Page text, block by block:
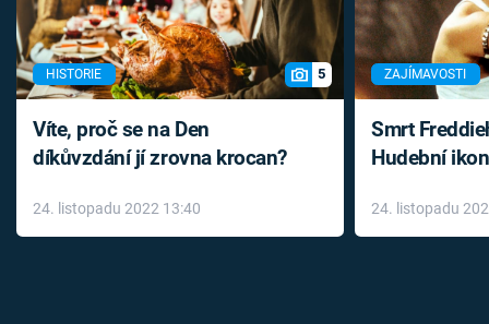
HISTORIE 5
Víte, proč se na Den
díkůvzdání jí zrovna krocan?
24. listopadu 2022 13:40
ZAJÍMAVOSTI
Smrt
Hudební
léky
24. listopadu